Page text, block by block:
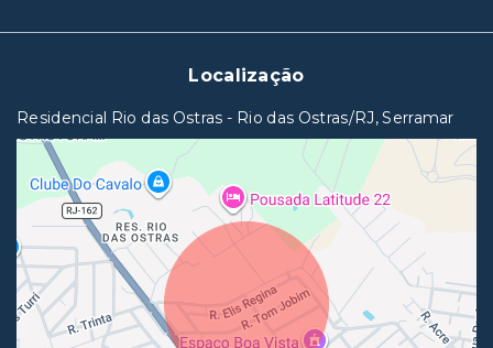
Localização
Residencial Rio das Ostras - Rio das Ostras/RJ, Serramar